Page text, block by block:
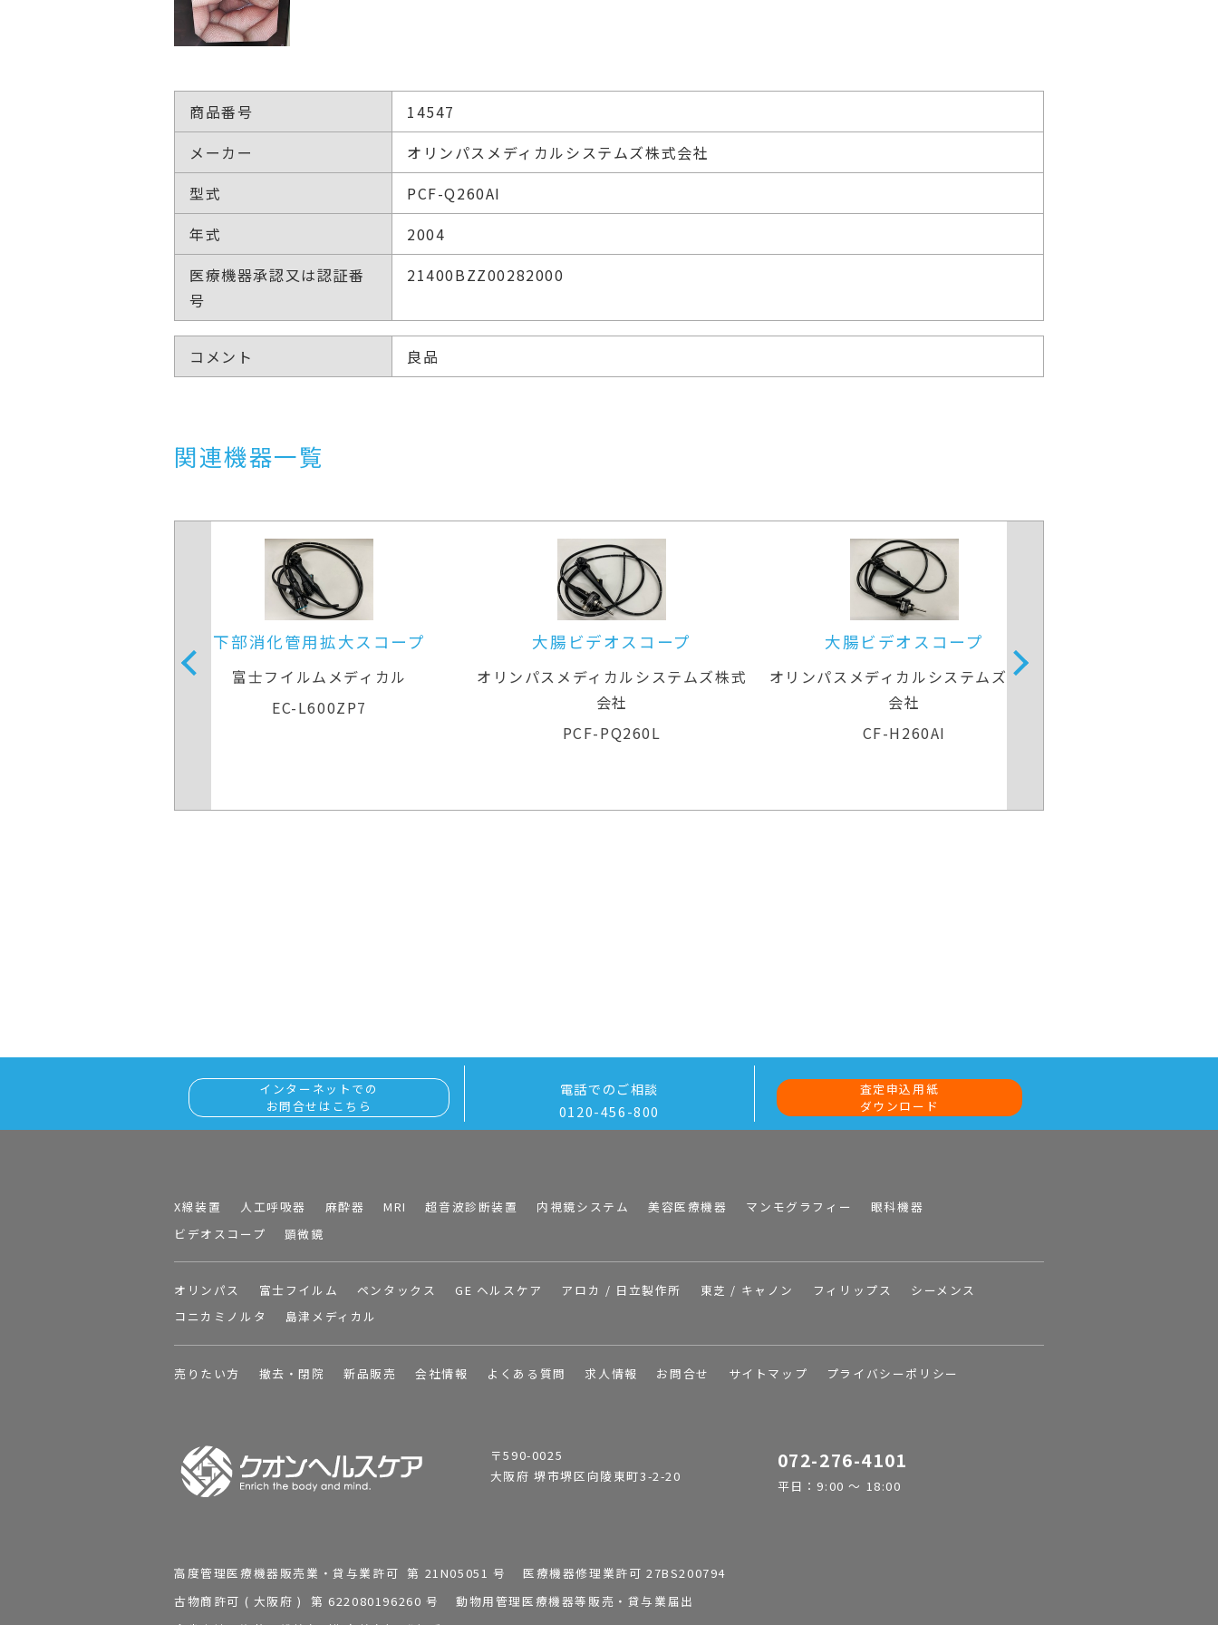
商品番号
14547
メーカー
オリンパスメディカルシステムズ株式会社
型式
PCF-Q260AI
年式
2004
医療機器承認又は認証番
号
21400BZZ00282000
コメント 良品
関連機器一覧
大腸ビデオスコープ
オリンパスメディカルシステムズ株式
会社
大腸ビデオスコープ
オリンパスメディカルシステムズ株式
会社
CF-H260AI
大腸ビデオスコープ
オリンパスメディカルシステムズ株式
会社
CF-H290I
インターネットでの
お問合せはこちら
電話でのご相談
0120-456-800
査定申込用紙
ダウンロード
X線装置 人工呼吸器 麻酔器 MRI 超音波診断装置 内視鏡システム 美容医療機器 マンモグラフィー
眼科機器
ビデオスコープ
顕微鏡
オリンパス 富士フイルム ペンタックス GE ヘルスケア アロカ / 日立製作所 東芝 / キャノン フィリップス
シーメンス
コニカミノルタ
島津メディカル
売りたい方 撤去・閉院 新品販売 会社情報 よくある質問 求人情報 お問合せ サイトマップ プライバシーポリシー
〒590-0025
大阪府 堺市堺区向陵東町3-2-20
072-276-4101
平日：9:00 ～ 18:00
高度管理医療機器販売業・貸与業許可 第 21N05051 号 医療機器修理業許可 27BS200794
古物商許可 ( 大阪府 ) 第 622080196260 号 動物用管理医療機器等販売・貸与業届出